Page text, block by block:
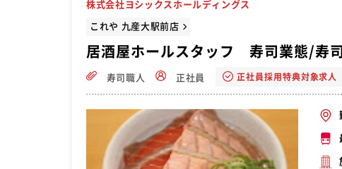
株式会社ヨシックスホールディングス
これや 九産大駅前店
居酒屋ホールスタッフ 寿司業態/寿
寿司職人 正社員 正社員採用特典対象求人